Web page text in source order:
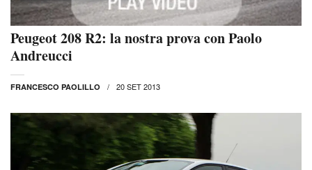
Peugeot 208 R2: la nostra prova con Paolo
Andreucci
FRANCESCO PAOLILLO 20 SET 2013